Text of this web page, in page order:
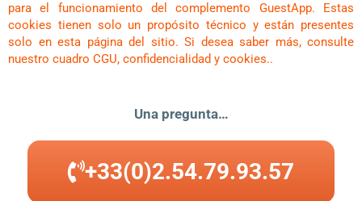
para el funcionamiento del complemento GuestApp. Estas
cookies tienen solo un propósito técnico y están presentes
solo en esta página del sitio. Si desea saber más, consulte
nuestro cuadro CGU, confidencialidad y cookies..
Una pregunta…
+33(0)2.54.79.93.57